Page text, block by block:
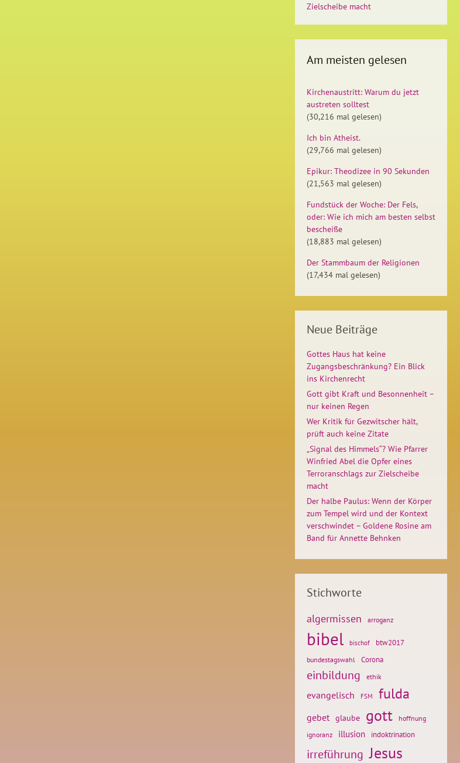
Zielscheibe macht
Am meisten gelesen
Kirchenaustritt: Warum du jetzt
austreten solltest
(30,216 mal gelesen)
Ich bin Atheist.
(29,766 mal gelesen)
Epikur: Theodizee in 90 Sekunden
(21,563 mal gelesen)
Fundstück der Woche: Der Fels,
oder: Wie ich mich am besten selbst
bescheiße
(18,883 mal gelesen)
Der Stammbaum der Religionen
(17,434 mal gelesen)
Neue Beiträge
Gottes Haus hat keine
Zugangsbeschränkung? Ein Blick
ins Kirchenrecht
Gott gibt Kraft und Besonnenheit –
nur keinen Regen
Wer Kritik für Gezwitscher hält,
prüft auch keine Zitate
„Signal des Himmels“? Wie Pfarrer
Winfried Abel die Opfer eines
Terroranschlags zur Zielscheibe
macht
Der halbe Paulus: Wenn der Körper
zum Tempel wird und der Kontext
verschwindet – Goldene Rosine am
Band für Annette Behnken
Stichworte
algermissen arroganz
bibel bischof btw2017
bundestagswahl Corona
einbildung ethik
evangelisch FSM fulda
gebet glaube gott
hoffnung
ignoranz
illusion indoktrination
irreführung Jesus